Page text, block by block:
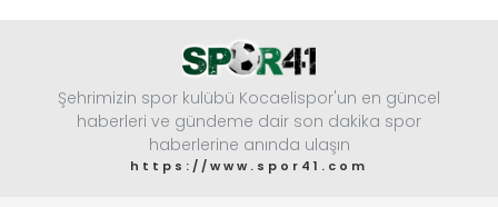
Şehrimizin spor kulübü Kocaelispor'un en güncel
haberleri ve gündeme dair son dakika spor
haberlerine anında ulaşın
https://www.spor41.com